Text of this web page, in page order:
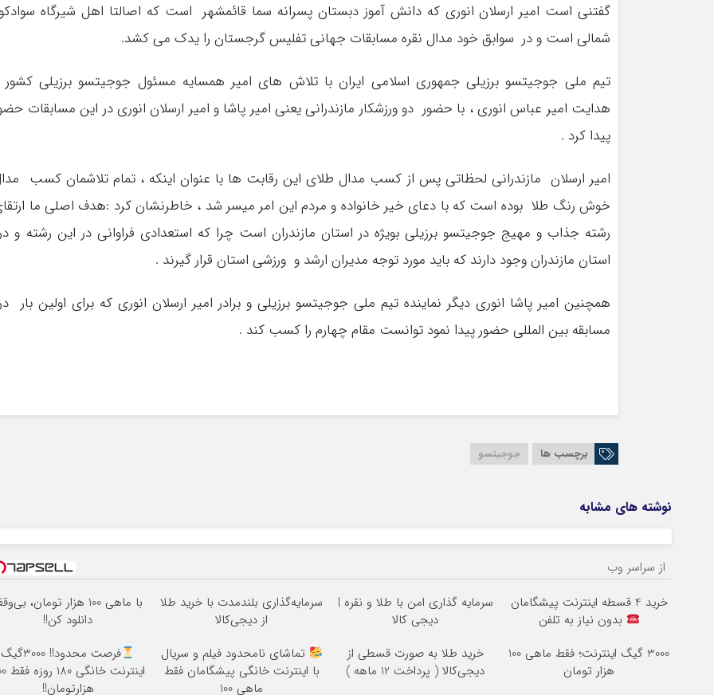
گفتنی است امیر ارسلان انوری که دانش آموز دبستان پسرانه سما قائمشهر است که اصالتا اهل شیرگاه
شمالی است و در سوابق خود مدال نقره مسابقات جهانی تفلیس گرجستان را یدک می کشد.
تیم ملی جوجیتسو برزیلی جمهوری اسلامی ایران با تلاش های امیر همسایه مسئول جوجیتسو برزیلی کشور
هدایت امیر عباس انوری ، با حضور دو ورزشکار مازندرانی یعنی امیر پاشا و امیر ارسلان انوری در این مسابقات
پیدا کرد .
امیر ارسلان مازندرانی لحظاتی پس از کسب مدال طلای این رقابت ها با عنوان اینکه ، تمام تلاشمان کسب
خوش رنگ طلا بوده است که با دعای خیر خانواده و مردم این امر میسر شد ، خاطرنشان کرد :هدف اصلی ما
رشته جذاب و مهیج جوجیتسو برزیلی بویژه در استان مازندران است چرا که استعدادی فراوانی در این رشته و
استان مازندران وجود دارند که باید مورد توجه مدیران ارشد و ورزشی استان قرار گیرند .
همچنین امیر پاشا انوری دیگر نماینده تیم ملی جوجیتسو برزیلی و برادر امیر ارسلان انوری که برای اولین بار
مسابقه بین المللی حضور پیدا نمود توانست مقام چهارم را کسب کند .
برچسب ها جوجیتسو
نوشته های مشابه
از سراسر وب
خرید 4 قسطه اینترنت پیشگامان
بدون نیاز به تلفن
سرمایه گذاری امن با طلا و نقره |
دیجی کالا
سرمایه‌گذاری بلندمدت با خرید طلا
از دیجی‌کالا
با ماهی 100 هزار تومان،
دانلود کن!!
3000 گیگ اینترنت؛ فقط ماهی 100
هزار تومان
خرید طلا به صورت قسطی از
دیجی‌کالا ( پرداخت 12 ماهه )
تماشای نامحدود فیلم و سریال
با اینترنت خانگی پیشگامان فقط
ماهی 100
فرصت محدود!! 3000گیگ
هزارتومان!!